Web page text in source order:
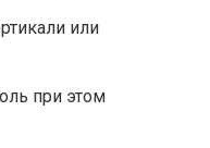
или
при этом